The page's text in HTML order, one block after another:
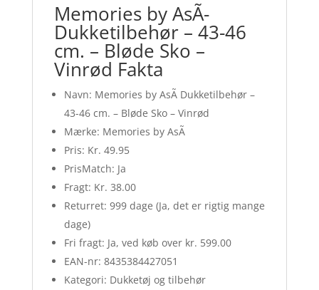
Memories by AsÃ­
Dukketilbehør – 43-46
cm. – Bløde Sko –
Vinrød Fakta
Navn: Memories by AsÃ­ Dukketilbehør –
43-46 cm. – Bløde Sko – Vinrød
Mærke: Memories by AsÃ­
Pris: Kr. 49.95
PrisMatch: Ja
Fragt: Kr. 38.00
Returret: 999 dage (Ja, det er rigtig mange
dage)
Fri fragt: Ja, ved køb over kr. 599.00
EAN-nr: 8435384427051
Kategori: Dukketøj og tilbehør